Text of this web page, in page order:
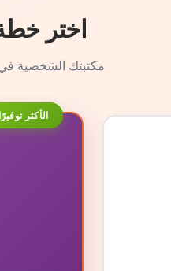
اختر
مكتبتك الشخصية في
الأكثر توفيرًا